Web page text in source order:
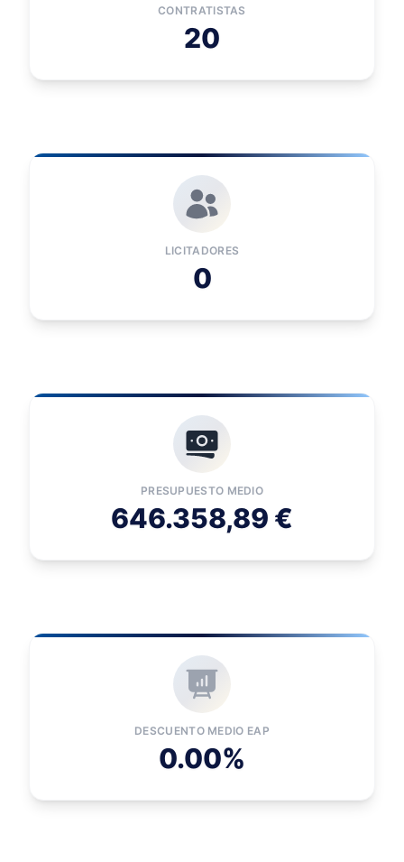
CONTRATISTAS
20
LICITADORES
0
PRESUPUESTO MEDIO
646.358,89 €
DESCUENTO MEDIO EAP
0.00%